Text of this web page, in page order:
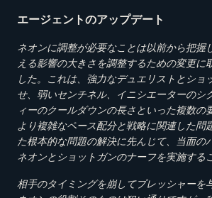
エージェントのアップデート
ネオンに調整が必要なことは以前から把握
える影響の大きさを調整するための変更に
した。これは、強力なデュエリストとショ
せ、弱いセンチネル、イニシエーターのシ
ィーのクールダウンの長さといった複数の
より複雑なペース配分と戦略に関連した問
た根本的な問題の解決に先んじて、当面の
ネオンとショットガンのナーフを実施する
相手のタイミングを崩してプレッシャーを